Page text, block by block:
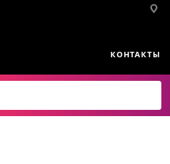
КОНТАКТЫ